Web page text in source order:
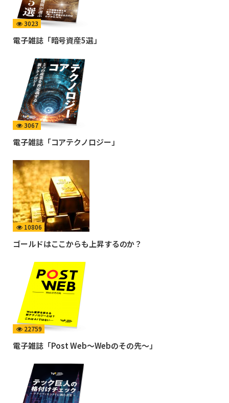
3023
電子雑誌「暗号資産5選」
3067
電子雑誌「コアテクノロジー」
10806
ゴールドはここからも上昇するのか？
22759
電子雑誌「Post Web〜Webのその先〜」